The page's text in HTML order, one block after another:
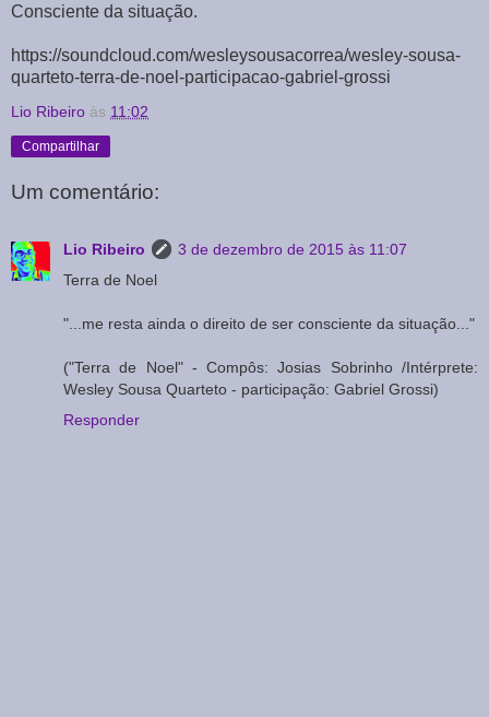
Consciente da situação.
https://soundcloud.com/wesleysousacorrea/wesley-sousa-
quarteto-terra-de-noel-participacao-gabriel-grossi
Lio Ribeiro às 11:02
Compartilhar
Um comentário:
Lio Ribeiro
3 de dezembro de 2015 às 11:07
Terra de Noel
"...me resta ainda o direito de ser consciente da situação..."
("Terra de Noel" - Compôs: Josias Sobrinho /Intérprete:
Wesley Sousa Quarteto - participação: Gabriel Grossi)
Responder